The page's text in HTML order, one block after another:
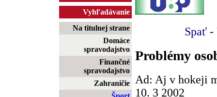
Vyhľadávanie
Na titulnej strane
Domáce
spravodajstvo
Finančné
spravodajstvo
Zahraničie
Spať -
Problémy
Ad: Aj v hokeji
10. 3 2002